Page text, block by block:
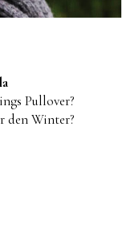
Pullover?
den Winter?